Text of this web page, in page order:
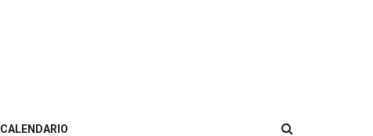
CALENDARIO